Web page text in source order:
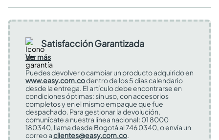
Satisfacción Garantizada
Ver más
Puedes devolver o cambiar un producto adquirido en
www.easy.com.codentro de los 5 días calendario
desde la entrega. El artículo debe encontrarse en
condiciones óptimas: sin uso, con accesorios
completos y en el mismo empaque que fue
despachado. Para gestionar la devolución,
comunícate a nuestra línea nacional: 01 8000
180340, llama desde Bogotá al 746 0340, o envía un
correo aclientes@easy.com.co.